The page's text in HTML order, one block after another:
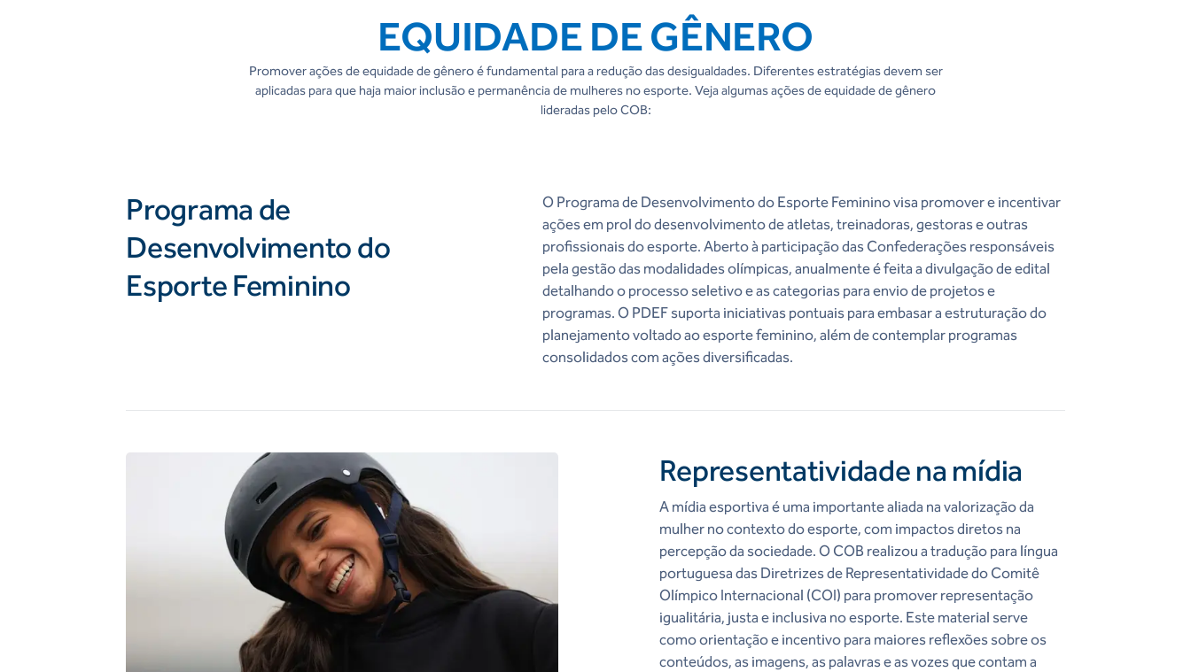
EQUIDADE DE GÊNERO
Promover ações de equidade de gênero é fundamental para a redução das desigualdades. Diferentes estratégias devem ser
aplicadas para que haja maior inclusão e permanência de mulheres no esporte. Veja algumas ações de equidade de gênero
lideradas pelo COB:
Programa de
Desenvolvimento do
Esporte Feminino
O Programa de Desenvolvimento do Esporte Feminino visa promover e incentivar
ações em prol do desenvolvimento de atletas, treinadoras, gestoras e outras
profissionais do esporte. Aberto à participação das Confederações responsáveis
pela gestão das modalidades olímpicas, anualmente é feita a divulgação de edital
detalhando o processo seletivo e as categorias para envio de projetos e
programas. O PDEF suporta iniciativas pontuais para embasar a estruturação do
planejamento voltado ao esporte feminino, além de contemplar programas
consolidados com ações diversificadas.
Representatividade na mídia
A mídia esportiva é uma importante aliada na valorização da
mulher no contexto do esporte, com impactos diretos na
percepção da sociedade. O COB realizou a tradução para língua
portuguesa das Diretrizes de Representatividade do Comitê
Olímpico Internacional (COI) para promover representação
igualitária, justa e inclusiva no esporte. Este material serve
como orientação e incentivo para maiores reflexões sobre os
conteúdos, as imagens, as palavras e as vozes que contam a